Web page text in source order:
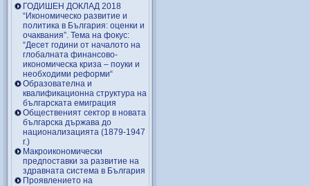
ГОДИШЕН ДОКЛАД 2018
“Икономическо развитие и
политика в България: оценки и
очаквания”. Тема на фокус:
“Десет години от началото на
глобалната финансово-
икономическа криза – поуки и
необходими реформи“
Образователна и
квалификационна структура на
българската емиграция
Общественият сектор в новата
българска държава до
национализацията (1879-1947
г.)
Макроикономически
предпоставки за развитие на
здравната система в България
Проявлението на